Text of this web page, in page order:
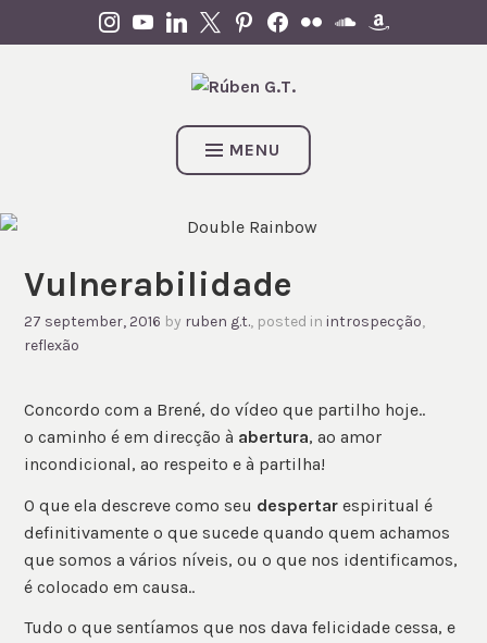
to
INSTAGRAM
YOUTUBELINKEDIN
X PINTEREST
FACEBOOK
FLICKRSOUNDCLOUD
AMAZON
MENU
Vulnerabilidade
27 september, 2016 by ruben g.t., posted inintrospecção,
reflexão
Concordo com a Brené, do vídeo que partilho hoje..
o caminho é em direcção à abertura, ao amor
incondicional, ao respeito e à partilha!
O que ela descreve como seu despertarespiritual é
definitivamente o que sucede quando quem achamos
que somos a vários níveis, ou o que nos identificamos,
é colocado em causa..
Tudo o que sentíamos que nos dava felicidade cessa, e